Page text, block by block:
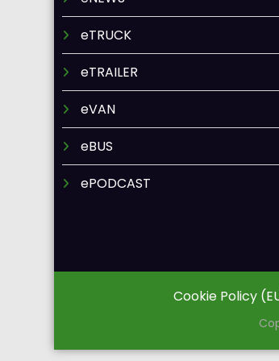
eTRUCK
eTRAILER
eVAN
eBUS
ePODCAST
Cookie Policy